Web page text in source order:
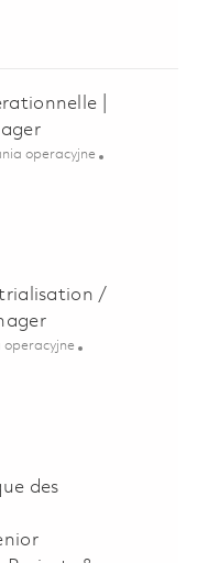
|
operacyjne
Operationnelle |
/
operacyjne
Industrialisation /
des